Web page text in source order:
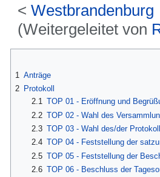
< Westbrandenburg
(Weitergeleitet von
1 Anträge
2 Protokoll
2.1 TOP 01 - Eröffnung und
2.2 TOP 02 - Wahl des
2.3 TOP 03 - Wahl des/der
2.4 TOP 04 - Feststellung der
2.5 TOP 05 - Feststellung der
2.6 TOP 06 - Beschluss der